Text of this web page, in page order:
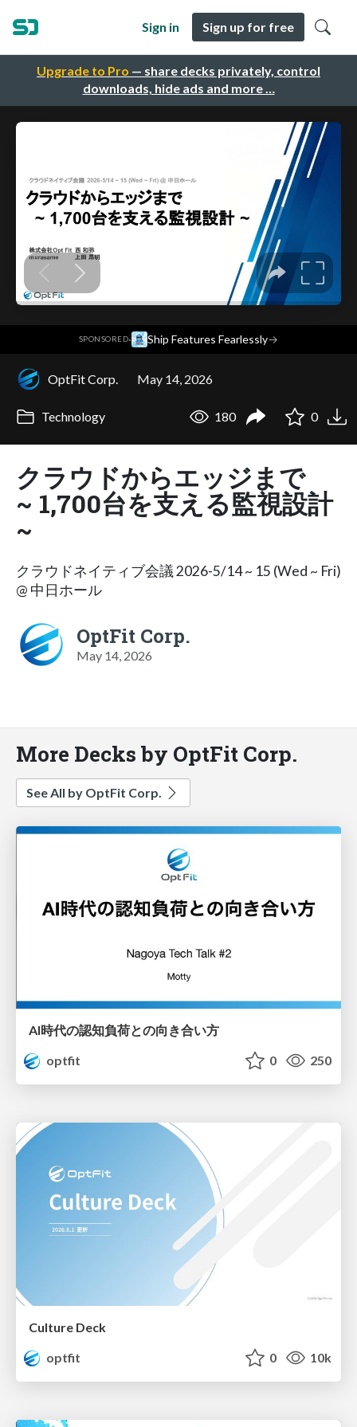
Upgrade to Pro — share decks privately, control
downloads, hide ads and more …
Sign in Sign up for free
SPONSORED· Ship Features Fearlessly→
OptFit Corp. May 14, 2026
Technology 180 0
クラウドからエッジまで
~ 1,700台を支える監視設計
~
クラウドネイティブ会議 2026-5/14 ~ 15 (Wed ~ Fri)
@ 中日ホール
OptFit Corp.
May 14, 2026
More Decks by OptFit Corp.
See All by OptFit Corp.
AI時代の認知負荷との向き合い方
optfit
0 250
Culture Deck
optfit
0 10k